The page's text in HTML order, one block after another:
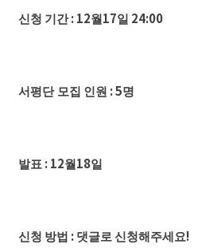
신청 기간: 12월 17일 24:00
서평단 모집 인원 : 5명
발표 : 12월 18일
신청 방법 : 댓글로 신청해주세요!